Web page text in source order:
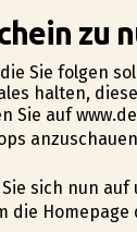
zu
Sie folgen
halten,
Sie auf
sich nun
die